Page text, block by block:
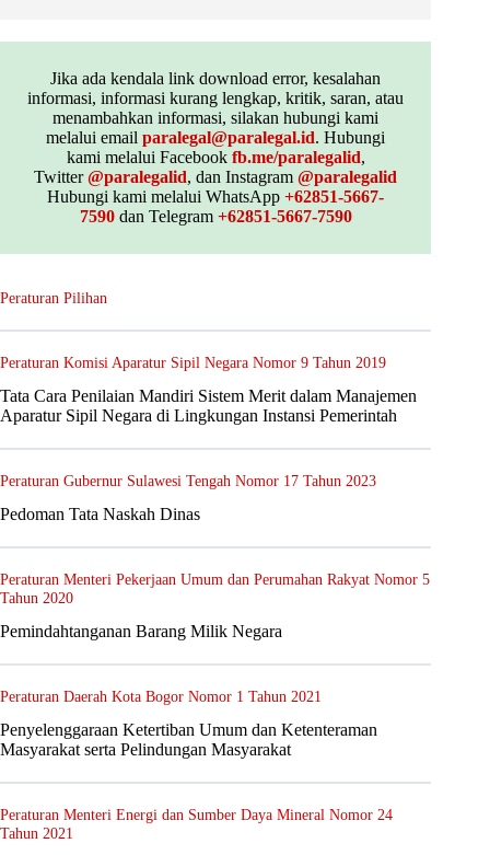
Jika ada kendala link download error, kesalahan
informasi, informasi kurang lengkap, kritik, saran, atau
menambahkan informasi, silakan hubungi kami
melalui emailparalegal@paralegal.id. Hubungi
kami melalui Facebook fb.me/paralegalid,
Twitter@paralegalid, dan Instagram@paralegalid
Hubungi kami melalui WhatsApp+62851-5667-
7590dan Telegram +62851-5667-7590
Peraturan Pilihan
Peraturan Komisi Aparatur Sipil Negara Nomor 9 Tahun 2019
Tata Cara Penilaian Mandiri Sistem Merit dalam Manajemen
Aparatur Sipil Negara di Lingkungan Instansi Pemerintah
Peraturan Gubernur Sulawesi Tengah Nomor 17 Tahun 2023
Pedoman Tata Naskah Dinas
Peraturan Menteri Pekerjaan Umum dan Perumahan Rakyat Nomor 5
Tahun 2020
Pemindahtanganan Barang Milik Negara
Peraturan Daerah Kota Bogor Nomor 1 Tahun 2021
Penyelenggaraan Ketertiban Umum dan Ketenteraman
Masyarakat serta Pelindungan Masyarakat
Peraturan Menteri Energi dan Sumber Daya Mineral Nomor 24
Tahun 2021